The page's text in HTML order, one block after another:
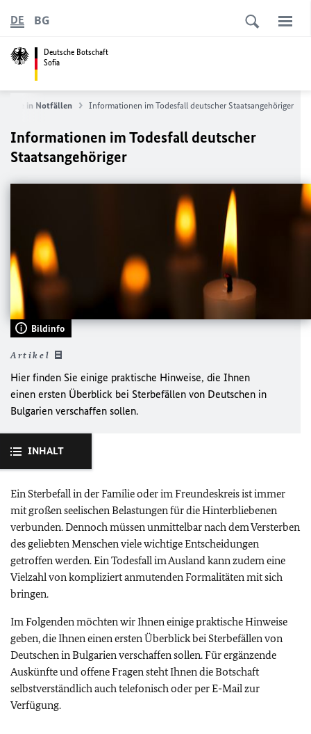
Deutsche Botschaft
Sofia
DE BG
in Notfällen Informationen im Todesfall deutscher Staatsangehöriger
Informationen im Todesfall deutscher
Staatsangehöriger
Bildinfo
Artikel
Hier finden Sie einige praktische Hinweise, die Ihnen
einen ersten Überblick bei Sterbefällen von Deutschen in
Bulgarien verschaffen sollen.
INHALT
Ein Sterbefall in der Familie oder im Freundeskreis ist immer
mit großen seelischen Belastungen für die Hinterbliebenen
verbunden. Dennoch müssen unmittelbar nach dem Versterben
des geliebten Menschen viele wichtige Entscheidungen
getroffen werden. Ein Todesfall im Ausland kann zudem eine
Vielzahl von kompliziert anmutenden Formalitäten mit sich
bringen.
Im Folgenden möchten wir Ihnen einige praktische Hinweise
geben, die Ihnen einen ersten Überblick bei Sterbefällen von
Deutschen in Bulgarien verschaffen sollen. Für ergänzende
Auskünfte und offene Fragen steht Ihnen die Botschaft
selbstverständlich auch telefonisch oder per E-Mail zur
Verfügung.